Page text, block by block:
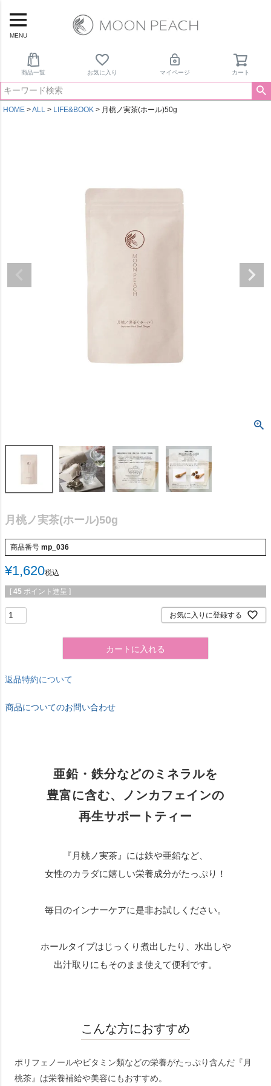
MENU
商品一覧 お気に入り マイページ カート
HOME ALL LIFE&BOOK 月桃ノ実茶(ホール)50g
月桃ノ実茶(ホール)50g
商品番号 mp_036
¥1,620税込
[ 45 ポイント進呈 ]
お気に入りに登録する
カートに入れる
返品特約について
商品についてのお問い合わせ
亜鉛・鉄分などのミネラルを
豊富に含む、ノンカフェインの
再生サポートティー
『月桃ノ実茶』には鉄や亜鉛など、
女性のカラダに嬉しい栄養成分がたっぷり！
毎日のインナーケアに是非お試しください。
ホールタイプはじっくり煮出したり、水出しや
出汁取りにもそのまま使えて便利です。
こんな方におすすめ
ポリフェノールやビタミン類などの栄養がたっぷり含んだ『月
桃茶』は栄養補給や美容にもおすすめ。